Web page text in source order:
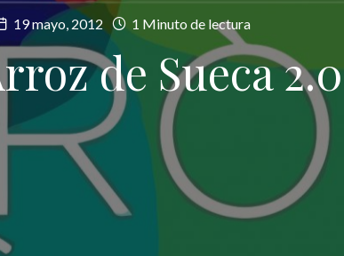
19 mayo, 2012 1 Minuto de lectura
de Sueca 2.0